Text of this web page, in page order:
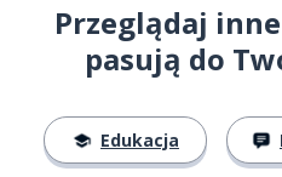
Przeglądaj
pasują do
Edukacja